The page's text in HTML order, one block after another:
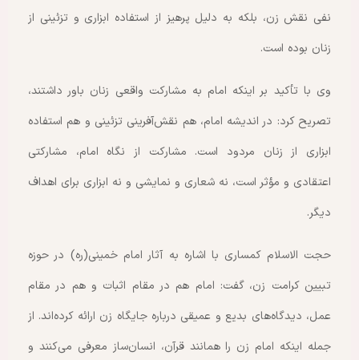
نفی نقش زن، بلکه به دلیل پرهیز از استفاده ابزاری و تزئینی از
زنان بوده است.
وی با تأکید بر اینکه امام به مشارکت واقعی زنان باور داشتند،
تصریح کرد: در اندیشه امام، هم نقش‌آفرینی تزئینی و هم استفاده
ابزاری از زنان مردود است. مشارکت از نگاه امام، مشارکتی
اعتقادی و مؤثر است، نه شعاری و نمایشی و نه ابزاری برای اهداف
دیگر.
حجت الاسلام کمساری با اشاره به آثار امام خمینی(ره) در حوزه
تبیین کرامت زن، گفت: امام هم در مقام اثبات و هم در مقام
عمل، دیدگاه‌های بدیع و عمیقی درباره جایگاه زن ارائه کرده‌اند. از
جمله اینکه امام زن را همانند قرآن، انسان‌ساز معرفی می‌کنند و